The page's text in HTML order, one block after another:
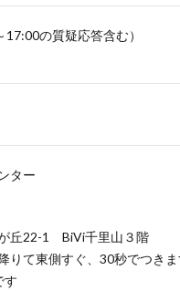
の質疑応答含む）
ター
丘22-1 BiVi千里山３階
りて東側すぐ、30秒でつき
す